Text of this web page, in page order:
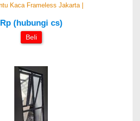
Kaca Frameless Jakarta |
Rp (hubungi cs)
Beli